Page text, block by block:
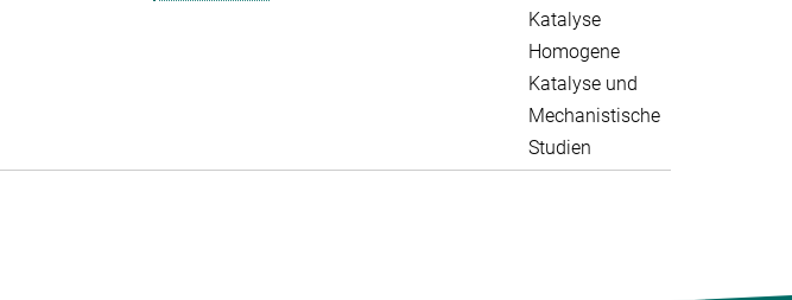
Katalyse
Homogene
Katalyse und
Mechanistische
Studien